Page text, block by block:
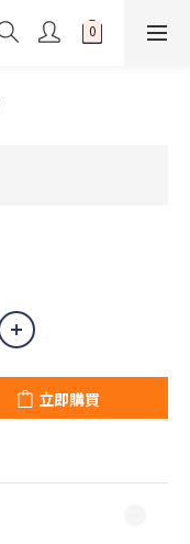
立即購買